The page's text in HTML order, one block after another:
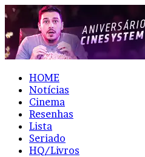
HOME
Notícias
Cinema
Resenhas
Lista
Seriado
HQ/Livros